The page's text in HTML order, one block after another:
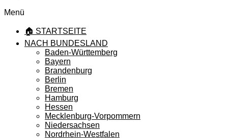
Menü
🏠 STARTSEITE
NACH BUNDESLAND
Baden-Württemberg
Bayern
Brandenburg
Berlin
Bremen
Hamburg
Hessen
Mecklenburg-Vorpommern
Niedersachsen
Nordrhein-Westfalen